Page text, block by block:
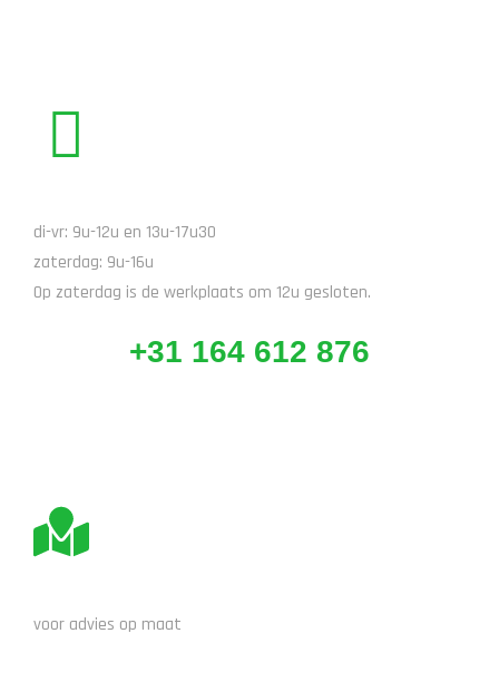
di-vr: 9u-12u en 13u-17u30
zaterdag: 9u-16u
Op zaterdag is de werkplaats om 12u gesloten.
+31 164 612 876
voor advies op maat